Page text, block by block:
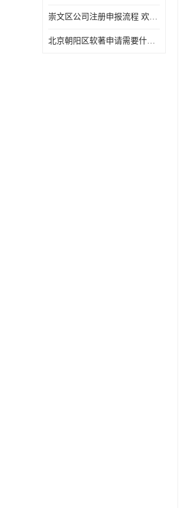
崇文区公司注册申报流程 欢迎电话咨询
北京朝阳区软著申请需要什么条件 欢迎电话咨询